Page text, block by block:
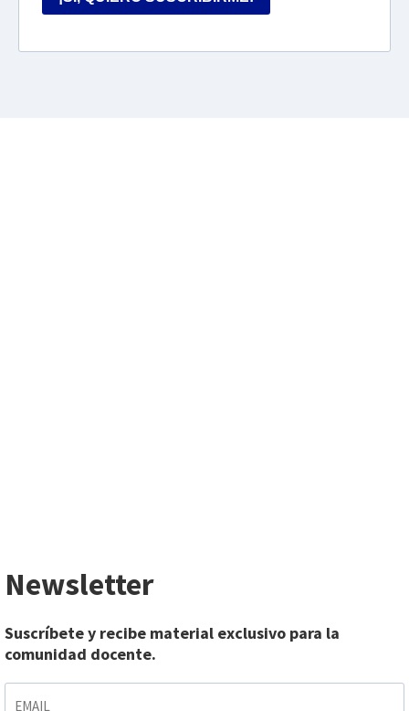
Newsletter
Suscríbete y recibe material exclusivo para la
comunidad docente.